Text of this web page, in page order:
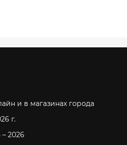
и в магазинах города
г.
2026